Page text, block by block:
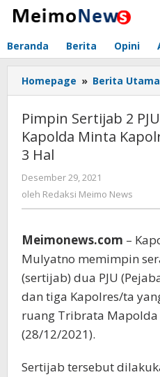
Lewati
Beranda Berita Opini
Homepage » Berita Utama
Pimpin Sertijab 2
Kapolda Minta
3 Hal
Desember 29, 2021
Redaksi
oleh Redaksi Meimo News
Meimonews.com –
Mulyatno memimpin
(sertijab) dua PJU
dan tiga Kapolres/ta
ruang Tribrata Mapolda
(28/12/2021).
Sertijab tersebut